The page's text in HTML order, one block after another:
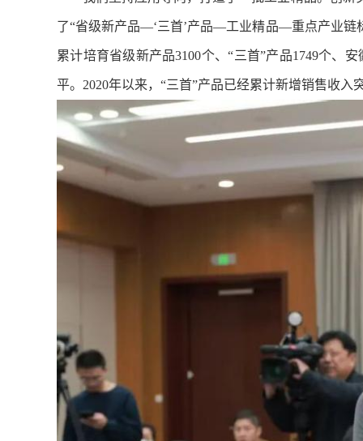
了“省级新产品—‘三首’产品—工业精品—重点产业链
累计培育省级新产品3100个、“三首”产品1749个、
平。2020年以来，“三首”产品已经累计新增销售收